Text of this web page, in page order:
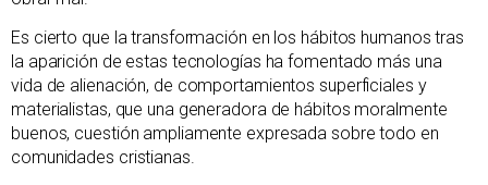
Es cierto que la transformación en los hábitos humanos tras
la aparición de estas tecnologías ha fomentado más una
vida de alienación, de comportamientos superficiales y
materialistas, que una generadora de hábitos moralmente
buenos, cuestión ampliamente expresada sobre todo en
comunidades cristianas.